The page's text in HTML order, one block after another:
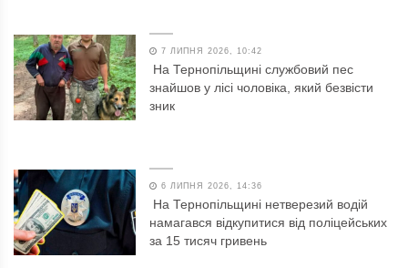
7 ЛИПНЯ 2026, 10:42
На Тернопільщині службовий пес
знайшов у лісі чоловіка, який безвісти
зник
6 ЛИПНЯ 2026, 14:36
На Тернопільщині нетверезий водій
намагався відкупитися від поліцейських
за 15 тисяч гривень